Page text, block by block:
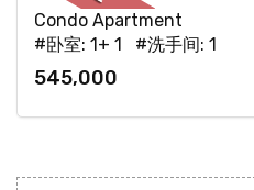
Condo Apartment
#卧室: 1+ 1 #洗手间: 1
545,000